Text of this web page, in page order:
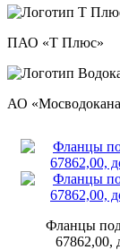
ПАО «Т Плюс»
АО
Фланцы
67862,00,